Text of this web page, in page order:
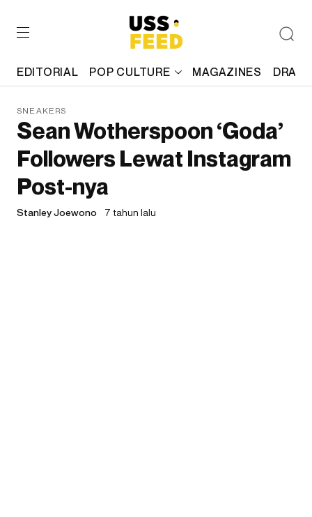
EDITORIAL POP CULTURE MAGAZINES
SNEAKERS
Sean Wotherspoon ‘Goda’
Followers Lewat Instagram
Post-nya
Stanley Joewono 7 tahun lalu